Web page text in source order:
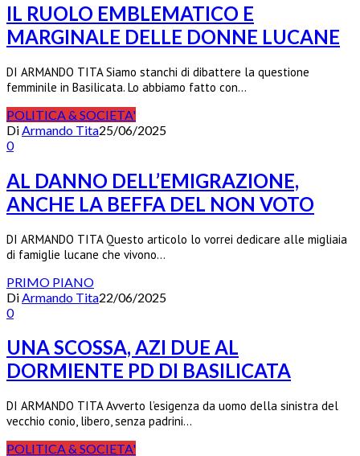
IL RUOLO EMBLEMATICO E
MARGINALE DELLE DONNE LUCANE
DI ARMANDO TITA Siamo stanchi di dibattere la questione
femminile in Basilicata. Lo abbiamo fatto con…
POLITICA & SOCIETA'
Di Armando Tita25/06/2025
0
AL DANNO DELL’EMIGRAZIONE,
ANCHE LA BEFFA DEL NON VOTO
DI ARMANDO TITA Questo articolo lo vorrei dedicare alle migliaia
di famiglie lucane che vivono…
PRIMO PIANO
Di Armando Tita22/06/2025
0
UNA SCOSSA, AZI DUE AL
DORMIENTE PD DI BASILICATA
DI ARMANDO TITA Avverto l’esigenza da uomo della sinistra del
vecchio conio, libero, senza padrini…
POLITICA & SOCIETA'